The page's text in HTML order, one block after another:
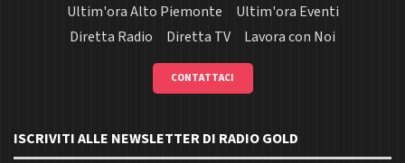
Ultim'ora Alto Piemonte
Ultim'ora Eventi
Diretta Radio
Diretta TV Lavora con Noi
CONTATTACI
ISCRIVITI ALLE NEWSLETTER DI RADIO GOLD